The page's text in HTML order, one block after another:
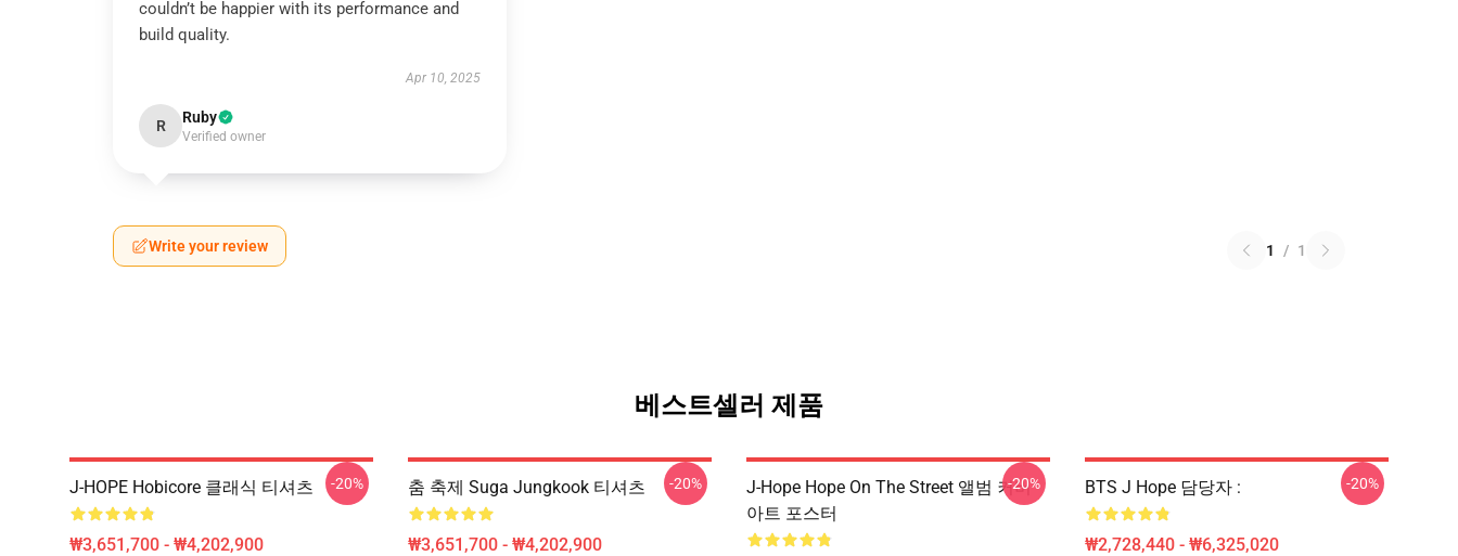
couldn’t be happier with its performance and
build quality.
Apr 10, 2025
R Ruby
Verified owner
Write your review 1 / 1
베스트셀러 제품
J-HOPE Hobicore 클래식 티셔츠
₩3,651,700 - ₩4,202,900
-20% 춤 축제 Suga Jungkook 티셔츠
₩3,651,700 - ₩4,202,900
-20%
J-Hope Hope On The Street 앨범 커버
아트 포스터
-20% BTS J Hope 담당자 :
₩2,728,440 - ₩6,325,020
-20%